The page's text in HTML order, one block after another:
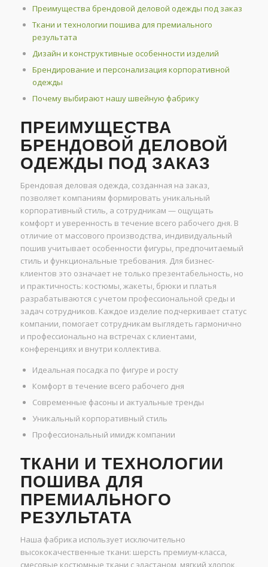
Преимущества брендовой деловой одежды под заказ
Ткани и технологии пошива для премиального
результата
Дизайн и конструктивные особенности изделий
Брендирование и персонализация корпоративной
одежды
Почему выбирают нашу швейную фабрику
ПРЕИМУЩЕСТВА
БРЕНДОВОЙ ДЕЛОВОЙ
ОДЕЖДЫ ПОД ЗАКАЗ
Брендовая деловая одежда, созданная на заказ,
позволяет компаниям формировать уникальный
корпоративный стиль, а сотрудникам — ощущать
комфорт и уверенность в течение всего рабочего дня. В
отличие от массового производства, индивидуальный
пошив учитывает особенности фигуры, предпочитаемый
стиль и функциональные требования. Для бизнес-
клиентов это означает не только презентабельность, но
и практичность: костюмы, жакеты, брюки и платья
разрабатываются с учетом профессиональной среды и
задач сотрудников. Каждое изделие подчеркивает статус
компании, помогает сотрудникам выглядеть гармонично
и профессионально на встречах с клиентами,
конференциях и внутри коллектива.
Идеальная посадка по фигуре и росту
Комфорт в течение всего рабочего дня
Современные фасоны и актуальные тренды
Уникальный корпоративный стиль
Профессиональный имидж компании
ТКАНИ И ТЕХНОЛОГИИ
ПОШИВА ДЛЯ
ПРЕМИАЛЬНОГО
РЕЗУЛЬТАТА
Наша фабрика использует исключительно
высококачественные ткани: шерсть премиум-класса,
смесовые костюмные ткани с эластаном, мягкий хлопок,